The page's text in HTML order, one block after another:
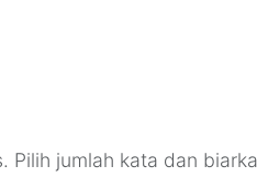
jumlah kata dan